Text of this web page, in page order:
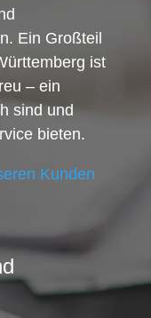
Ein Großteil
ist
– ein
sind und
bieten.
Kunden